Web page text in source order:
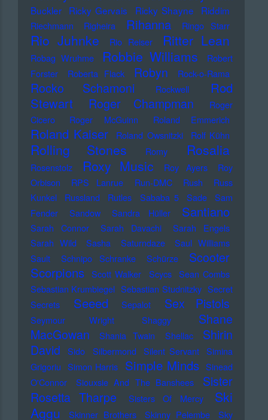
Buckler
Ricky Gervais Ricky Shayne Riddim
Riechmann Righeira Rihanna Ringo Starr
Rio Juhnke Rio Reiser Ritter Lean
Robag Wruhme Robbie Williams
Robert
Forster
Roberta Flack Robyn Rock-o-Rama
Rocko Schamoni Rockwell
Rod
Stewart
Roger Champman
Roger
Cicero
Roger McGuinn Roland Emmerich
Roland Kaiser Roland Owsnitzki Rolf Kühn
Rolling Stones Romy Rosalia
Rosenstolz Roxy Music Roy Ayers
Roy
Orbison
RPS Lanrue Run-DMC Rush
Russ
Kunkel
Russland Rutles Sababa 5 Sade
Sam
Fender
Sandow Sandra Hüller Santiano
Sarah Connor Sarah Davachi
Sarah Engels
Sarah Wild
Sasha Saturndaze
Saul Williams
Sault
Schnipo Schranke Schürze Scooter
Scorpions Scott Walker Scycs Sean Combs
Sebastian Krumbiegel Sebastian Studnitzky Secret
Secrets
Seeed Sepalot Sex Pistols
Seymour Wright Shaggy
Shane
MacGowan
Shania Twain Shellac
Shirin
David
Sido Silbermond Silent Servant Simina
Grigoriu Simon Harris Simple Minds Sinead
O'Connor
Siouxsie And The Banshees
Sister
Rosetta Tharpe
Sisters Of Mercy
Ski
Aggu
Skinner Brothers Skinny Pelembe
Sky